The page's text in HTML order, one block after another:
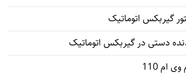
گیربکس اتوماتیک
دستی در گیربکس اتوماتیک
ام 110